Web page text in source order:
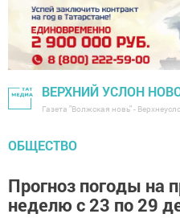
ВЕРХНИЙ УСЛОН
Газета "Волжская новь" -
ОБЩЕСТВО
Прогноз погоды на
неделю с 23 по 29